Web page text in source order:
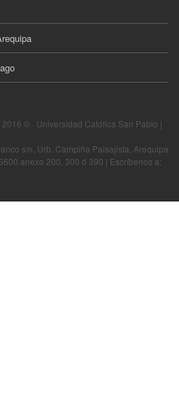
© · Universidad Católica San Pablo |
s/n, Urb. Campiña Paisajista, Arequipa
anexo 200, 300 ó 390 | Escríbenos a: